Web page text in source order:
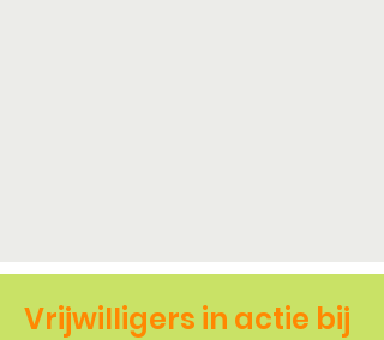
Vrijwilligers in actie bij